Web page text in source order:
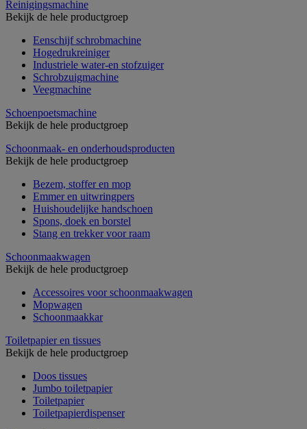
Reinigingsmachine
Bekijk de hele productgroep
Eenschijf schrobmachine
Hogedrukreiniger
Industriele water-en stofzuiger
Schrobzuigmachine
Veegmachine
Schoenpoetsmachine
Bekijk de hele productgroep
Schoonmaak- en onderhoudsproducten
Bekijk de hele productgroep
Bezem, stoffer en mop
Emmer en uitwringpers
Huishoudelijke handschoen
Spons, doek en borstel
Stang en trekker voor raam
Schoonmaakwagen
Bekijk de hele productgroep
Accessoires voor schoonmaakwagen
Mopwagen
Schoonmaakkar
Toiletpapier en tissues
Bekijk de hele productgroep
Doos tissues
Jumbo toiletpapier
Toiletpapier
Toiletpapierdispenser